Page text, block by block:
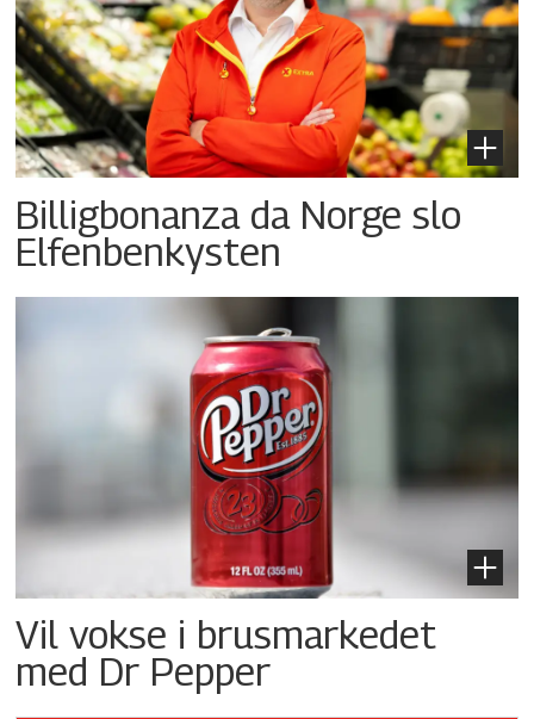
Billigbonanza da Norge slo
Elfenbenkysten
Vil vokse i brusmarkedet
med Dr Pepper